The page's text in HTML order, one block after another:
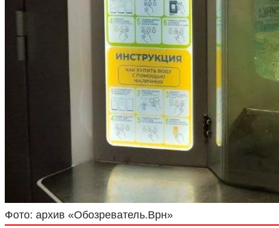
Фото: архив «Обозреватель.Врн»